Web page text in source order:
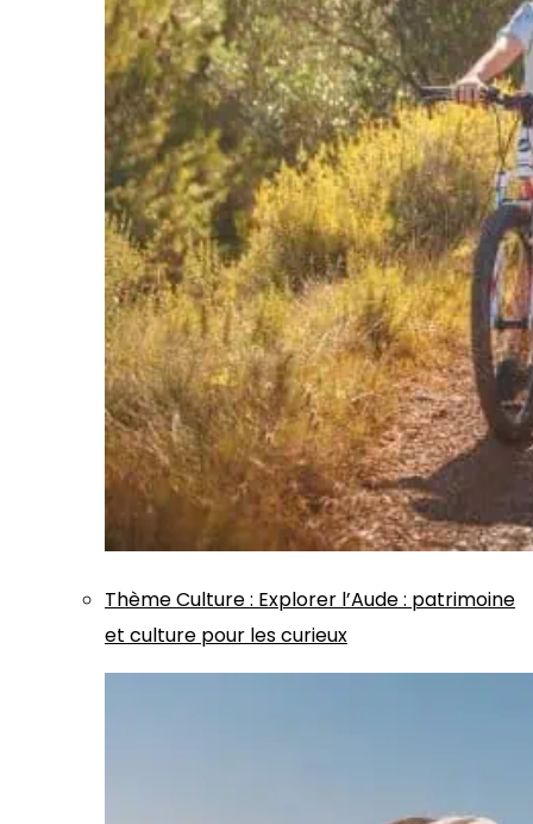
ThèmeCulture: Explorer l’Aude : patrimoine
et culture pour les curieux